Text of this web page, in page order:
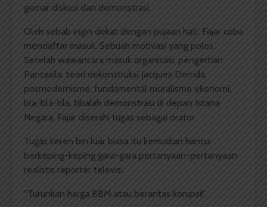
gemar diskusi dan demonstrasi.
Oleh sebab ingin dekat dengan pujaan hati, Fajar coba
mendaftar masuk. Sebuah motivasi yang polos.
Setelah wawancara masuk organisasi, pengertian
Pancasila, teori dekonstruksi Jacques Derrida,
posmodernisme, fundamental moralisme ekonomi,
bla-bla-bla, tibalah demonstrasi di depan Istana
Negara. Fajar diserahi tugas sebagai orator.
Tugas keren bin luar biasa itu kemudian hancur
berkeping-keping gara-gara pertanyaan-pertanyaan
realistis reporter televisi.
“Turunkan harga BBM atau berantas korupsi!”